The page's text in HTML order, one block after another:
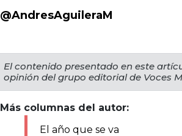
@AndresAguileraM
El contenido presentado en este
opinión del grupo editorial de Voces
Más columnas del autor:
El año que se va